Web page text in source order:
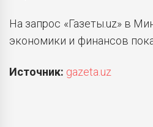
На запрос «Газеты.uz» в
экономики и финансов
Источник: gazeta.uz